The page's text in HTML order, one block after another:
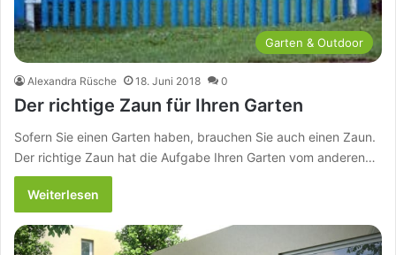
Garten & Outdoor
Alexandra Rüsche 18. Juni 2018 0
Der richtige Zaun für Ihren Garten
Sofern Sie einen Garten haben, brauchen Sie auch einen Zaun.
Der richtige Zaun hat die Aufgabe Ihren Garten vom anderen…
Weiterlesen